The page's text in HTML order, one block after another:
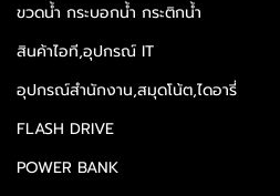
ขวดน้ำ กระบอกน้ำ กระติกน้ำ
สินค้าไอที,อุปกรณ์ IT
อุปกรณ์สำนักงาน,สมุดโน้ต,ไดอารี่
FLASH DRIVE
POWER BANK